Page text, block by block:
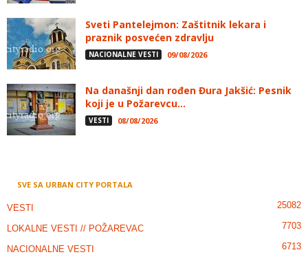
Sveti Pantelejmon: Zaštitnik lekara i
praznik posvećen zdravlju
NACIONALNE VESTI 09/08/2026
Na današnji dan rođen Đura Jakšić: Pesnik
koji je u Požarevcu...
VESTI 08/08/2026
SVE SA URBAN CITY PORTALA
VESTI 25082
LOKALNE VESTI // POŽAREVAC 7703
NACIONALNE VESTI 6713